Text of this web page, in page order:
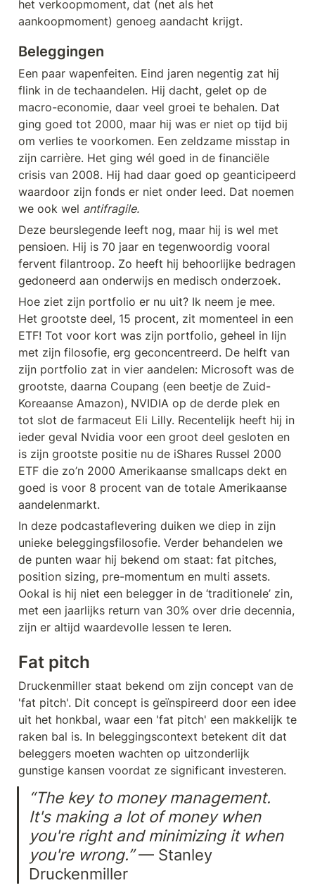
het verkoopmoment, dat (net als het
aankoopmoment) genoeg aandacht krijgt.
Beleggingen
Een paar wapenfeiten. Eind jaren negentig zat hij
flink in de techaandelen. Hij dacht, gelet op de
macro-economie, daar veel groei te behalen. Dat
ging goed tot 2000, maar hij was er niet op tijd bij
om verlies te voorkomen. Een zeldzame misstap in
zijn carrière. Het ging wél goed in de financiële
crisis van 2008. Hij had daar goed op geanticipeerd
waardoor zijn fonds er niet onder leed. Dat noemen
we ook wel antifragile.
Deze beurslegende leeft nog, maar hij is wel met
pensioen. Hij is 70 jaar en tegenwoordig vooral
fervent filantroop. Zo heeft hij behoorlijke bedragen
gedoneerd aan onderwijs en medisch onderzoek.
Hoe ziet zijn portfolio er nu uit? Ik neem je mee.
Het grootste deel, 15 procent, zit momenteel in een
ETF! Tot voor kort was zijn portfolio, geheel in lijn
met zijn filosofie, erg geconcentreerd. De helft van
zijn portfolio zat in vier aandelen: Microsoft was de
grootste, daarna Coupang (een beetje de Zuid-
Koreaanse Amazon), NVIDIA op de derde plek en
tot slot de farmaceut Eli Lilly. Recentelijk heeft hij in
ieder geval Nvidia voor een groot deel gesloten en
is zijn grootste positie nu de iShares Russel 2000
ETF die zo’n 2000 Amerikaanse smallcaps dekt en
goed is voor 8 procent van de totale Amerikaanse
aandelenmarkt.
In deze podcastaflevering duiken we diep in zijn
unieke beleggingsfilosofie. Verder behandelen we
de punten waar hij bekend om staat: fat pitches,
position sizing, pre-momentum en multi assets.
Ookal is hij niet een belegger in de ‘traditionele’ zin,
met een jaarlijks return van 30% over drie decennia,
zijn er altijd waardevolle lessen te leren.
Fat pitch
Druckenmiller staat bekend om zijn concept van de
'fat pitch'. Dit concept is geïnspireerd door een idee
uit het honkbal, waar een 'fat pitch' een makkelijk te
raken bal is. In beleggingscontext betekent dit dat
beleggers moeten wachten op uitzonderlijk
gunstige kansen voordat ze significant investeren.
“The key to money management.
It's making a lot of money when
you're right and minimizing it when
you're wrong.” — Stanley
Druckenmiller